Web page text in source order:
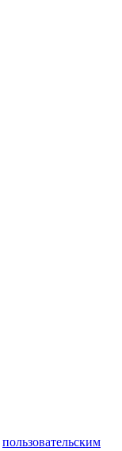
пользовательским